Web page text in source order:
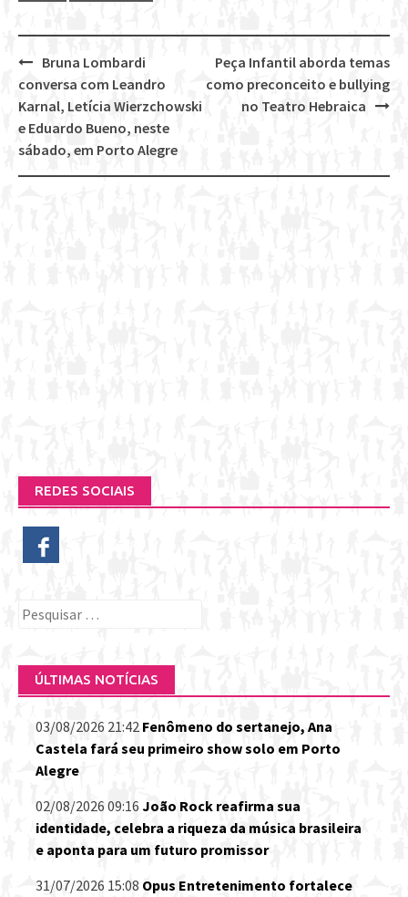
Post
navigation
Peça Infantil aborda temas
como preconceito e bullying
no Teatro Hebraica
Bruna Lombardi
conversa com Leandro
Karnal, Letícia Wierzchowski
e Eduardo Bueno, neste
sábado, em Porto Alegre
REDES SOCIAIS
Pesquisar
ÚLTIMAS NOTÍCIAS
03/08/2026 21:42 Fenômeno do sertanejo, Ana
Castela fará seu primeiro show solo em Porto
Alegre
02/08/2026 09:16 João Rock reafirma sua
identidade, celebra a riqueza da música brasileira
e aponta para um futuro promissor
31/07/2026 15:08 Opus Entretenimento fortalece